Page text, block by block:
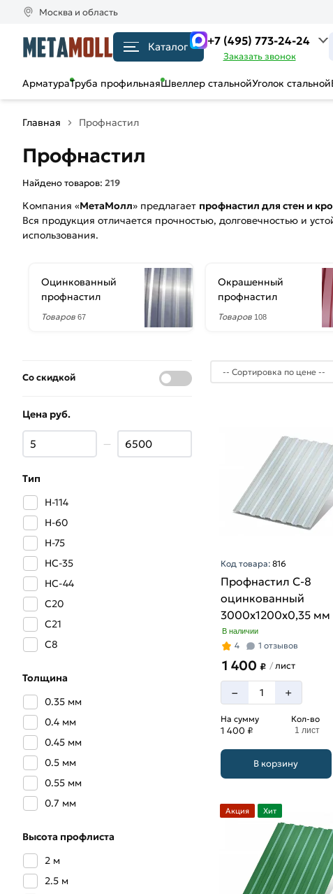
Москва и область
Каталог +7 (495) 773-24-24
Заказать звонок
АрматураТруба профильнаяШвеллер стальнойУголок стальной
Главная Профнастил
Профнастил
Найдено товаров: 219
Компания «МетаМолл» предлагает профнастил для стен и
Вся продукция отличается прочностью, долговечностью и
использования.
Оцинкованный
профнастил
Товаров 67
Окрашенный
профнастил
Товаров 108
Со скидкой
Цена руб.
—
Тип
Н-114
Н-60
Н-75
НС-35
НС-44
С20
С21
С8
Толщина
0.35 мм
0.4 мм
0.45 мм
0.5 мм
0.55 мм
0.7 мм
Высота профлиста
2 м
2.5 м
Код товара: 816
Профнастил С-8
оцинкованный
3000х1200х0,35 мм
В наличии
4 1 отзывов
1 400 ₽ /лист
– +
На сумму
1 400 ₽
Кол-во
1 лист
В корзину
Акция Хит